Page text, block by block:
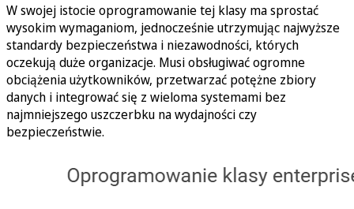
W swojej istocie oprogramowanie tej klasy ma sprostać
wysokim wymaganiom, jednocześnie utrzymując najwyższe
standardy bezpieczeństwa i niezawodności, których
oczekują duże organizacje. Musi obsługiwać ogromne
obciążenia użytkowników, przetwarzać potężne zbiory
danych i integrować się z wieloma systemami bez
najmniejszego uszczerbku na wydajności czy
bezpieczeństwie.